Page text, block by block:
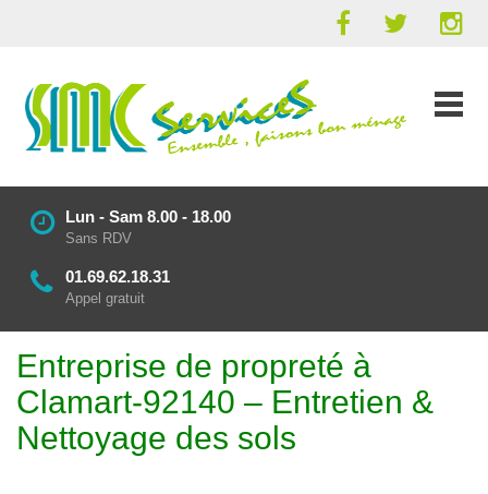
Lun - Sam 8.00 - 18.00
Sans RDV
01.69.62.18.31
Appel gratuit
Entreprise de propreté à
Clamart-92140 – Entretien &
Nettoyage des sols